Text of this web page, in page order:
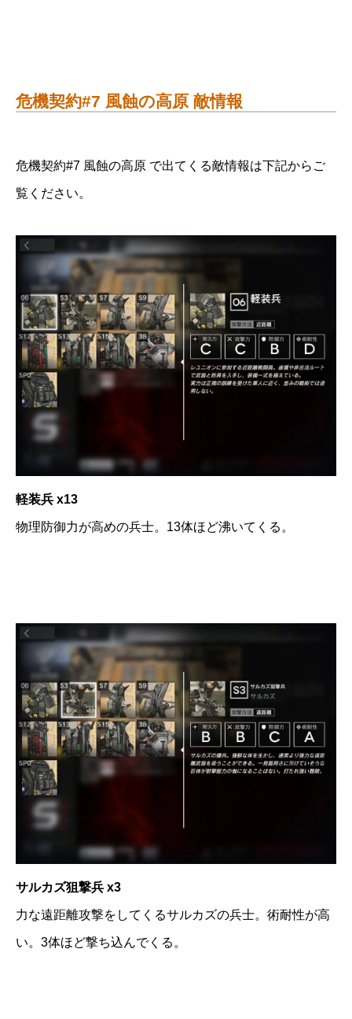
危機契約#7 風蝕の高原 敵情報
危機契約#7 風蝕の高原 で出てくる敵情報は下記からご
覧ください。
軽装兵 x13
物理防御力が高めの兵士。13体ほど沸いてくる。
サルカズ狙撃兵 x3
力な遠距離攻撃をしてくるサルカズの兵士。術耐性が高
い。3体ほど撃ち込んでくる。